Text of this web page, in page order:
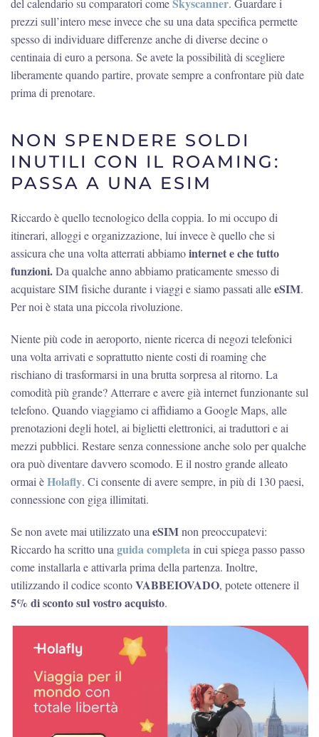
prezzi sull’intero mese invece che su una data specifica permette
spesso di individuare differenze anche di diverse decine o
centinaia di euro a persona. Se avete la possibilità di scegliere
liberamente quando partire, provate sempre a confrontare più date
prima di prenotare.
NON SPENDERE SOLDI
INUTILI CON IL ROAMING:
PASSA A UNA ESIM
Riccardo è quello tecnologico della coppia. Io mi occupo di
itinerari, alloggi e organizzazione, lui invece è quello che si
assicura che una volta atterrati abbiamointernet e che tutto
funzioni.Da qualche anno abbiamo praticamente smesso di
acquistare SIM fisiche durante i viaggi e siamo passati alleeSIM.
Per noi è stata una piccola rivoluzione.
Niente più code in aeroporto, niente ricerca di negozi telefonici
una volta arrivati e soprattutto niente costi di roaming che
rischiano di trasformarsi in una brutta sorpresa al ritorno. La
comodità più grande? Atterrare e avere già internet funzionante sul
telefono. Quando viaggiamo ci affidiamo a Google Maps, alle
prenotazioni degli hotel, ai biglietti elettronici, ai traduttori e ai
mezzi pubblici. Restare senza connessione anche solo per qualche
ora può diventare davvero scomodo. E il nostro grande alleato
ormai èHolafly. Ci consente di avere sempre, in più di 130 paesi,
connessione con giga illimitati.
Se non avete mai utilizzato una eSIMnon preoccupatevi:
Riccardo ha scritto una guida completain cui spiega passo passo
come installarla e attivarla prima della partenza. Inoltre,
utilizzando il codice scontoVABBEIOVADO, potete ottenere il
5% di sconto sul vostro acquisto.